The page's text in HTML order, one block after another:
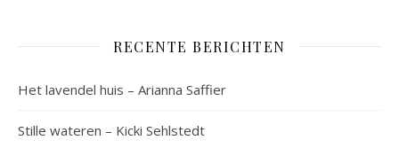
RECENTE BERICHTEN
Het lavendel huis – Arianna Saffier
Stille wateren – Kicki Sehlstedt